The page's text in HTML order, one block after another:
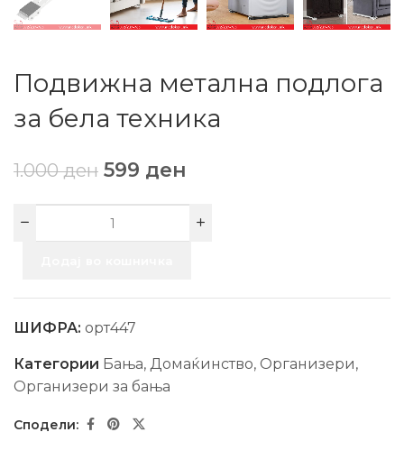
Подвижна метална подлога
за бела техника
1.000ден 599 ден
ШИФРА: орт447
Категории Бања, Домаќинство, Организери,
Организери за бања